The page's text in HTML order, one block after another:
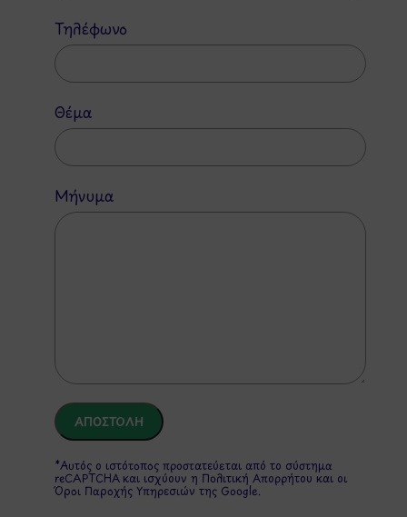
Τηλέφωνο
Θέμα
Μήνυμα
*Αυτός ο ιστότοπος προστατεύεται από το σύστημα
reCAPTCHA και ισχύουν η Πολιτική Απορρήτου και οι
Όροι Παροχής Υπηρεσιώντης Google.